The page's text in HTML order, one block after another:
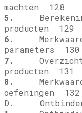
machten 128
5.
producten 129
6.
parameters 130
7.
producten 131
8.
oefeningen 132
D.